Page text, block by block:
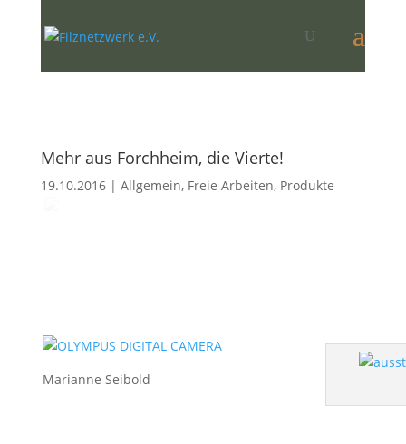
Mehr aus Forchheim, die Vierte!
19.10.2016| Allgemein, Freie Arbeiten, Produkte
Marianne Seibold